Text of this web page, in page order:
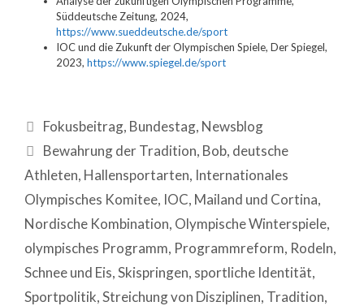
Süddeutsche Zeitung, 2024,
https://www.sueddeutsche.de/sport
IOC und die Zukunft der Olympischen Spiele, Der Spiegel,
2023, https://www.spiegel.de/sport
Fokusbeitrag, Bundestag, Newsblog
Bewahrung der Tradition, Bob, deutsche
Athleten, Hallensportarten, Internationales
Olympisches Komitee, IOC, Mailand und Cortina,
Nordische Kombination, Olympische Winterspiele,
olympisches Programm, Programmreform, Rodeln,
Schnee und Eis,Skispringen, sportliche Identität,
Sportpolitik,Streichung von Disziplinen, Tradition,